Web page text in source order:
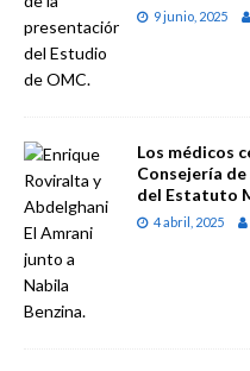
9 junio, 2025
Los médicos
Consejería
del Estatuto
4 abril, 2025